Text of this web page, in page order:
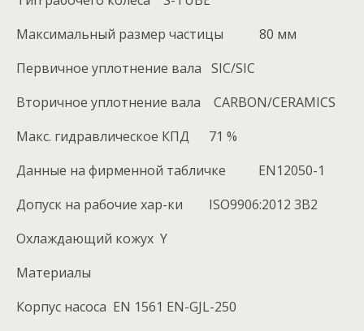
Максимальный размер частицы 80 мм
Первичное уплотнение вала SIC/SIC
Вторичное уплотнение вала CARBON/CERAMICS
Макс. гидравлическое КПД 71 %
Данные на фирменной табличке EN12050-1
Допуск на рабочие хар-ки ISO9906:2012 3B2
Охлаждающий кожух Y
Материалы
Корпус насоса EN 1561 EN-GJL-250